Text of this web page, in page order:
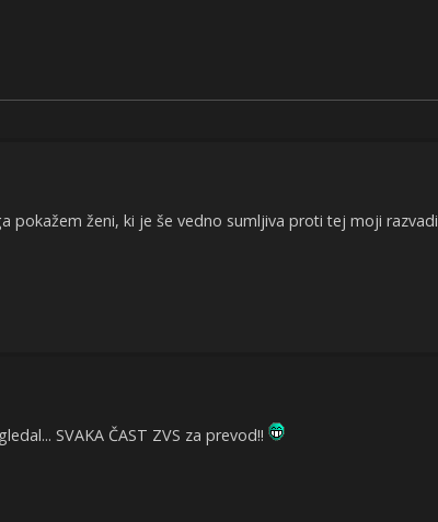
pokažem ženi, ki je še vedno sumljiva proti tej moji razvadi
SVAKA ČAST ZVS za prevod!!